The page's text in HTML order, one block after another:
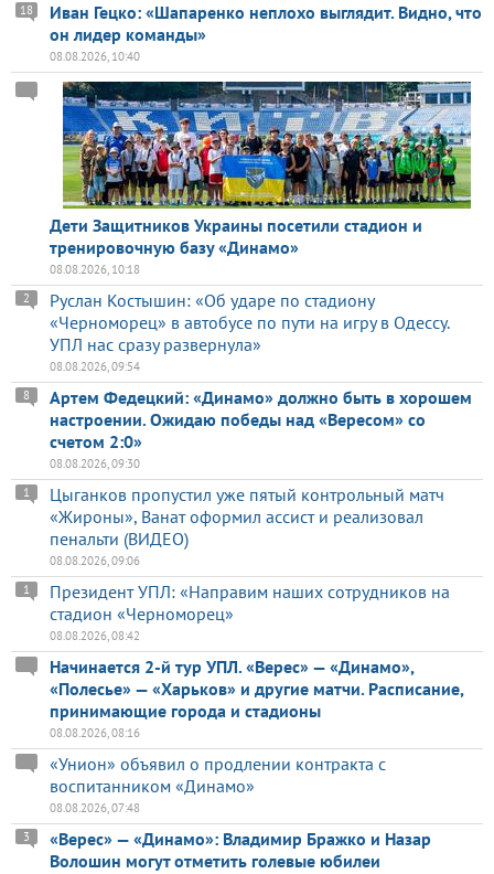
Иван Гецко: «Шапаренко неплохо выглядит. Видно, что
он лидер команды»
18
08.08.2026, 10:40
Дети Защитников Украины посетили стадион и
тренировочную базу «Динамо»
08.08.2026, 10:18
Руслан Костышин: «Об ударе по стадиону
«Черноморец» в автобусе по пути на игру в Одессу.
УПЛ нас сразу развернула»
2
08.08.2026, 09:54
Артем Федецкий: «Динамо» должно быть в хорошем
настроении. Ожидаю победы над «Вересом» со
счетом 2:0»
8
08.08.2026, 09:30
Цыганков пропустил уже пятый контрольный матч
«Жироны», Ванат оформил ассист и реализовал
пенальти (ВИДЕО)
1
08.08.2026, 09:06
Президент УПЛ: «Направим наших сотрудников на
стадион «Черноморец»
1
08.08.2026, 08:42
Начинается 2-й тур УПЛ. «Верес» — «Динамо»,
«Полесье» — «Харьков» и другие матчи. Расписание,
принимающие города и стадионы
08.08.2026, 08:16
«Унион» объявил о продлении контракта с
воспитанником «Динамо»
08.08.2026, 07:48
«Верес» — «Динамо»: Владимир Бражко и Назар
Волошин могут отметить голевые юбилеи
3